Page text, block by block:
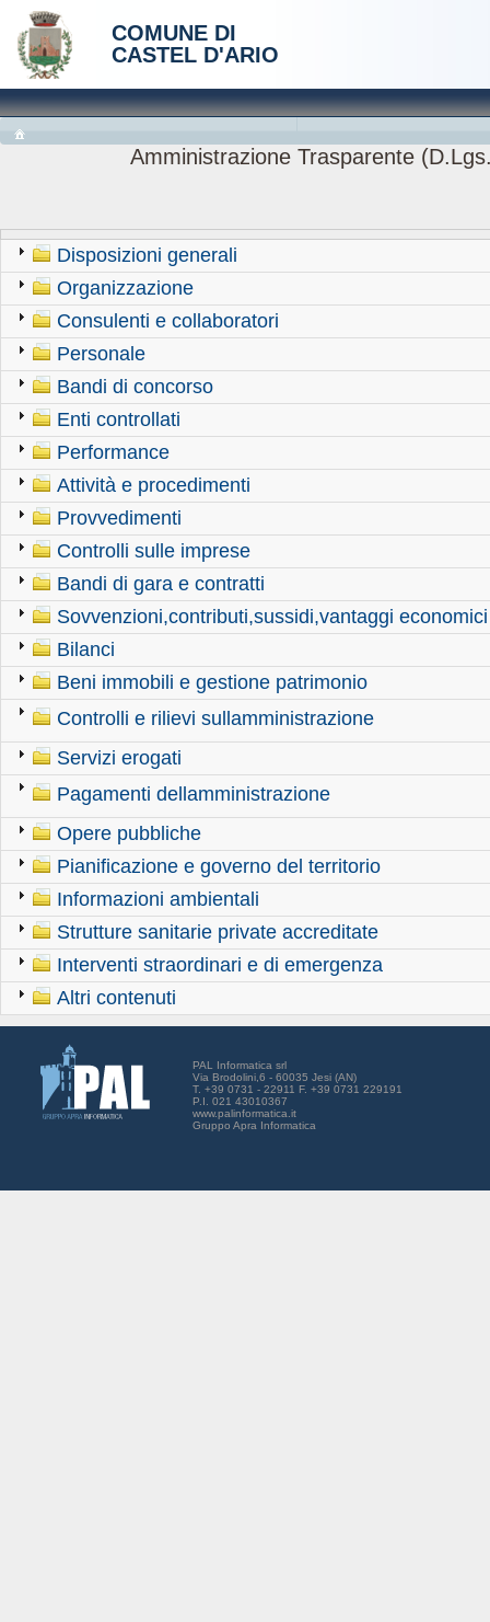
COMUNE DI
CASTEL D'ARIO
Amministrazione Trasparente
Disposizioni generali
Organizzazione
Consulenti e collaboratori
Personale
Bandi di concorso
Enti controllati
Performance
Attività e procedimenti
Provvedimenti
Controlli sulle imprese
Bandi di gara e contratti
Sovvenzioni,contributi,sussidi,vantaggi economici
Bilanci
Beni immobili e gestione patrimonio
Controlli e rilievi sullamministrazione
Servizi erogati
Pagamenti dellamministrazione
Opere pubbliche
Pianificazione e governo del territorio
Informazioni ambientali
Strutture sanitarie private accreditate
Interventi straordinari e di emergenza
Altri contenuti
PAL Informatica srl
Via Brodolini,6 - 60035 Jesi (AN)
T. +39 0731 - 22911 F. +39 0731 229191
P.I. 021 43010367
www.palinformatica.it
Gruppo Apra Informatica